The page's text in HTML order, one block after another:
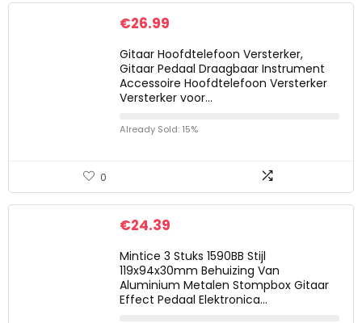
€26.99
Gitaar Hoofdtelefoon Versterker,
Gitaar Pedaal Draagbaar Instrument
Accessoire Hoofdtelefoon Versterker
Versterker voor…
Already Sold: 15%
0
€24.39
Mintice 3 Stuks 1590BB Stijl
119x94x30mm Behuizing Van
Aluminium Metalen Stompbox Gitaar
Effect Pedaal Elektronica…